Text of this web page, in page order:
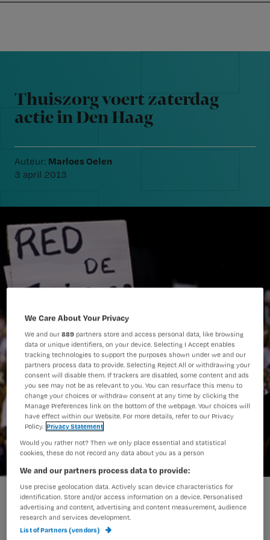
navigation
content
Nursing
Thuiszorg voert zaterdag actie
Thuiszorg voert zaterdag
actie in Den Haag
Auteur: Marloes Oelen
3 april 2013
We Care About Your Privacy
We and our889 partners store and access personal data, like browsing
data or unique identifiers, on your device. Selecting I Accept enables
tracking technologies to support the purposes shown under we and our
partners process data to provide. Selecting Reject All or withdrawing your
consent will disable them. If trackers are disabled, some content and ads
you see may not be as relevant to you. You can resurface this menu to
change your choices or withdraw consent at any time by clicking the
Manage Preferences link on the bottom of the webpage. Your choices will
have effect within our Website. For more details, refer to our Privacy
Policy. Privacy Statement
Would you rather not? Then we only place essential and statistical
cookies, these do not record any data about you as a person
We and our partners process data to provide:
Use precise geolocation data. Actively scan device characteristics for
identification. Store and/or access information on a device. Personalised
advertising and content, advertising and content measurement, audience
research and services development.
List of Partners (vendors)